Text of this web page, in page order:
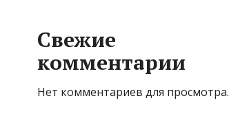
Свежие
комментарии
Нет комментариев для просмотра.